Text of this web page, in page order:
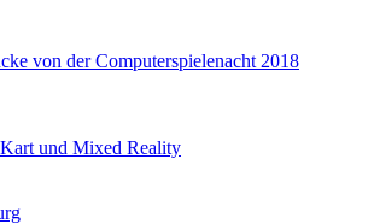
von der Computerspielenacht 2018
und Mixed Reality